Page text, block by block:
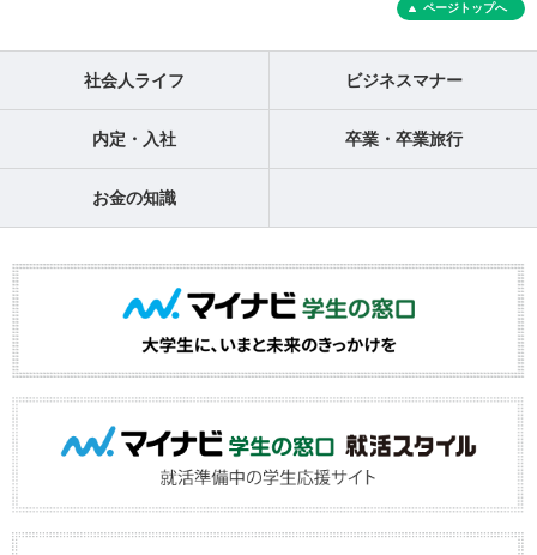
ページトップへ
社会人ライフ ビジネスマナー
内定・入社 卒業・卒業旅行
お金の知識